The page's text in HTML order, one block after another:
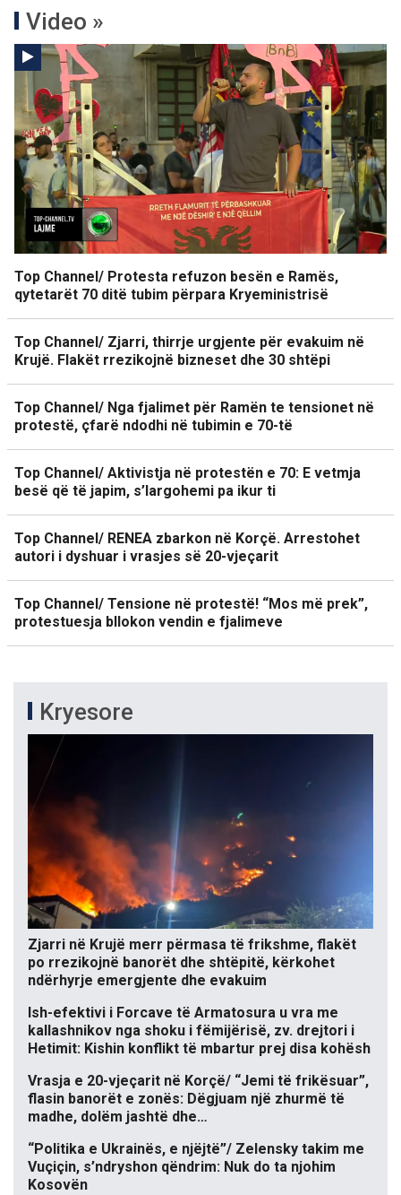
Video »
Top Channel/ Protesta refuzon besën e Ramës,
qytetarët 70 ditë tubim përpara Kryeministrisë
Top Channel/ Zjarri, thirrje urgjente për evakuim në
Krujë. Flakët rrezikojnë bizneset dhe 30 shtëpi
Top Channel/ Nga fjalimet për Ramën te tensionet në
protestë, çfarë ndodhi në tubimin e 70-të
Top Channel/ Aktivistja në protestën e 70: E vetmja
besë që të japim, s’largohemi pa ikur ti
Top Channel/ RENEA zbarkon në Korçë. Arrestohet
autori i dyshuar i vrasjes së 20-vjeçarit
Top Channel/ Tensione në protestë! “Mos më prek”,
protestuesja bllokon vendin e fjalimeve
Kryesore
Zjarri në Krujë merr përmasa të frikshme, flakët
po rrezikojnë banorët dhe shtëpitë, kërkohet
ndërhyrje emergjente dhe evakuim
Ish-efektivi i Forcave të Armatosura u vra me
kallashnikov nga shoku i fëmijërisë, zv. drejtori i
Hetimit: Kishin konflikt të mbartur prej disa kohësh
Vrasja e 20-vjeçarit në Korçë/ “Jemi të frikësuar”,
flasin banorët e zonës: Dëgjuam një zhurmë të
madhe, dolëm jashtë dhe…
“Politika e Ukrainës, e njëjtë”/ Zelensky takim me
Vuçiçin, s’ndryshon qëndrim: Nuk do ta njohim
Kosovën